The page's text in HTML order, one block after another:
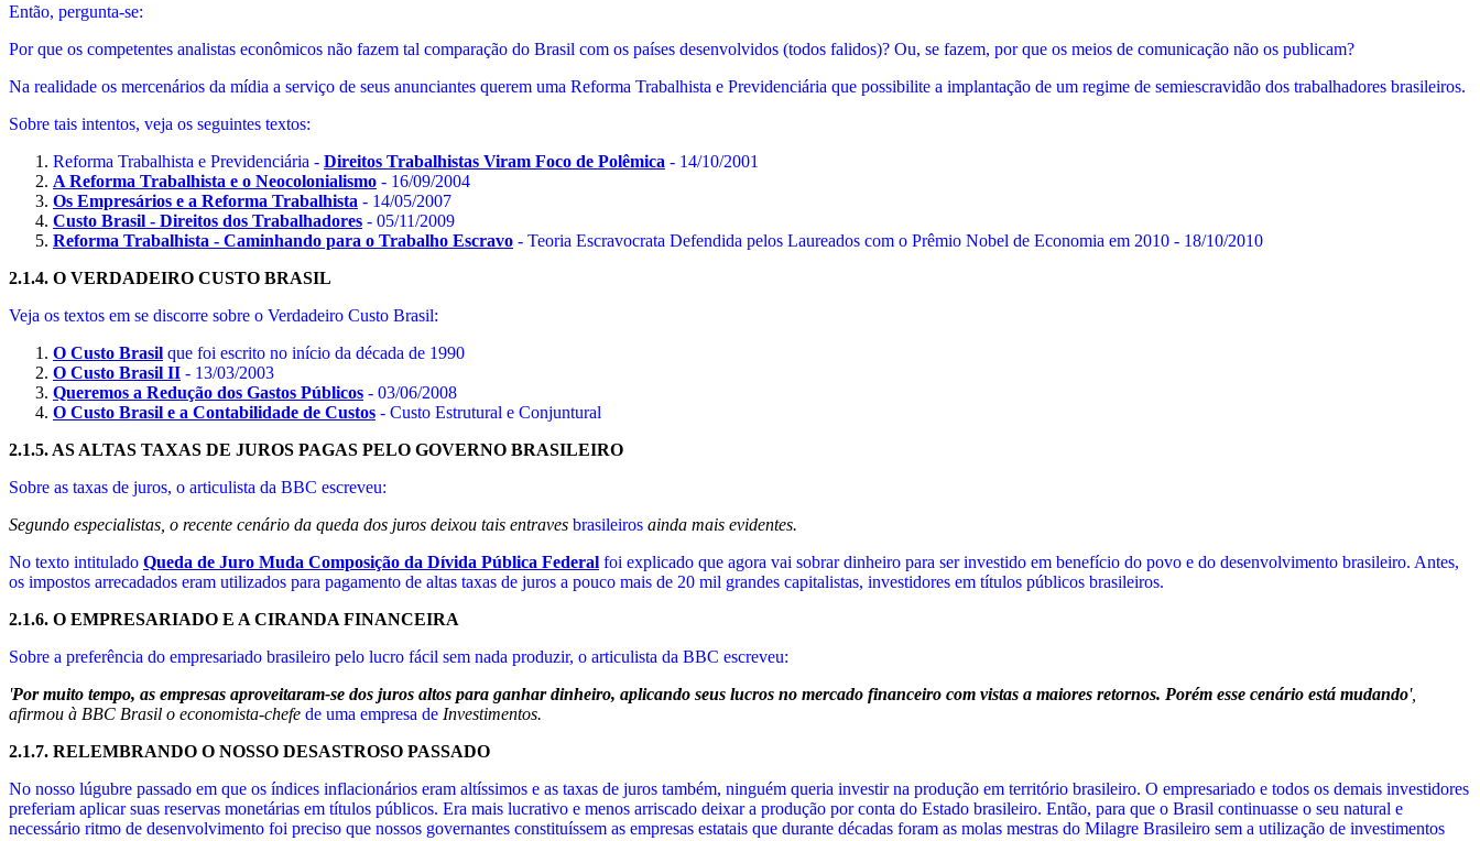
Então, pergunta-se:
Por que os competentes analistas econômicos não fazem tal comparação do Brasil com os países desenvolvidos (todos falidos)? Ou, se fazem, por que os meios de comunicação não os publicam?
Na realidade os mercenários da mídia a serviço de seus anunciantes querem uma Reforma Trabalhista e Previdenciária que possibilite a implantação de um regime de semiescravidão dos trabalhadores brasileiros.
Sobre tais intentos, veja os seguintes textos:
Reforma Trabalhista e Previdenciária - Direitos Trabalhistas Viram Foco de Polêmica - 14/10/2001
A Reforma Trabalhista e o Neocolonialismo - 16/09/2004
Os Empresários e a Reforma Trabalhista - 14/05/2007
Custo Brasil - Direitos dos Trabalhadores - 05/11/2009
Reforma Trabalhista - Caminhando para o Trabalho Escravo - Teoria Escravocrata Defendida pelos Laureados com o Prêmio Nobel de Economia em 2010 - 18/10/2010
2.1.4. O VERDADEIRO CUSTO BRASIL
Veja os textos em se discorre sobre o Verdadeiro Custo Brasil:
O Custo Brasil que foi escrito no início da década de 1990
O Custo Brasil II - 13/03/2003
Queremos a Redução dos Gastos Públicos - 03/06/2008
O Custo Brasil e a Contabilidade de Custos - Custo Estrutural e Conjuntural
2.1.5. AS ALTAS TAXAS DE JUROS PAGAS PELO GOVERNO BRASILEIRO
Sobre as taxas de juros, o articulista da BBC escreveu:
Segundo especialistas, o recente cenário da queda dos juros deixou tais entraves brasileiros ainda mais evidentes.
No texto intitulado Queda de Juro Muda Composição da Dívida Pública Federal foi explicado que agora vai sobrar dinheiro para ser investido em benefício do povo e do desenvolvimento brasileiro. Antes,
os impostos arrecadados eram utilizados para pagamento de altas taxas de juros a pouco mais de 20 mil grandes capitalistas, investidores em títulos públicos brasileiros.
2.1.6. O EMPRESARIADO E A CIRANDA FINANCEIRA
Sobre a preferência do empresariado brasileiro pelo lucro fácil sem nada produzir, o articulista da BBC escreveu:
'Por muito tempo, as empresas aproveitaram-se dos juros altos para ganhar dinheiro, aplicando seus lucros no mercado financeiro com vistas a maiores retornos. Porém esse cenário está mudando',
afirmou à BBC Brasil o economista-chefe de uma empresa de Investimentos.
2.1.7. RELEMBRANDO O NOSSO DESASTROSO PASSADO
No nosso lúgubre passado em que os índices inflacionários eram altíssimos e as taxas de juros também, ninguém queria investir na produção em território brasileiro. O empresariado e todos os demais investidores
preferiam aplicar suas reservas monetárias em títulos públicos. Era mais lucrativo e menos arriscado deixar a produção por conta do Estado brasileiro. Então, para que o Brasil continuasse o seu natural e
necessário ritmo de desenvolvimento foi preciso que nossos governantes constituíssem as empresas estatais que durante décadas foram as molas mestras do Milagre Brasileiro sem a utilização de investimentos